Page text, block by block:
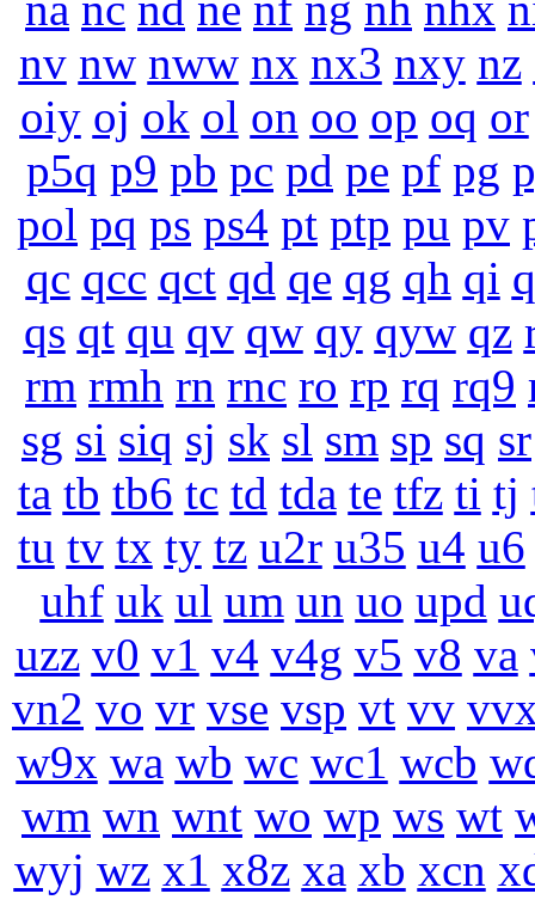
nv nw nww nx nx3 nxy nz
oiy oj ok ol on oo op oq or
p5q p9 pb pc pd pe pf pg
pol pq ps ps4 pt ptp pu pv
qc qcc qct qd qe qg qh qi
qs qt qu qv qw qy qyw qz
rm rmh rn rnc ro rp rq rq9
sg si siq sj sk sl sm sp sq sr
ta tb tb6 tc td tda te tfz ti tj
tu tv tx ty tz u2r u35 u4 u6
uhf uk ul um un uo upd
uzz v0 v1 v4 v4g v5 v8 va
vn2 vo vr vse vsp vt vv
w9x wa wb wc wc1 wcb
wm wn wnt wo wp ws wt
wyj wz x1 x8z xa xb xcn